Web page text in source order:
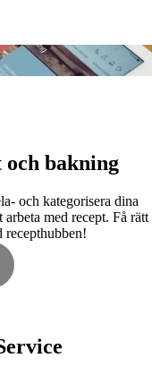
och bakning
och kategorisera dina
med recept. Få rätt
recepthubben!